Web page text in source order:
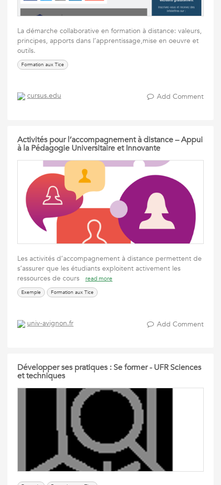
La démarche collaborative en formation à distance: valeurs,
principes, apports dans l’apprentissage,mise en oeuvre et
outils.
Formation aux Tice
cursus.edu Add Comment
Activités pour l’accompagnement à distance – Appui
à la Pédagogie Universitaire et Innovante
Les activités d’accompagnement à distance permettent de
s’assurer que les étudiants exploitent activement les
ressources de cours
read more
Exemple Formation aux Tice
univ-avignon.fr Add Comment
Développer ses pratiques : Se former - UFR Sciences
et techniques